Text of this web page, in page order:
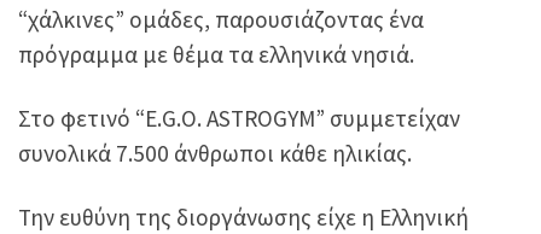
“χάλκινες” ομάδες, παρουσιάζοντας ένα
πρόγραμμα με θέμα τα ελληνικά νησιά.
Στο φετινό “E.G.O. ASTROGYM” συμμετείχαν
συνολικά 7.500 άνθρωποι κάθε ηλικίας.
Την ευθύνη της διοργάνωσης είχε η Ελληνική